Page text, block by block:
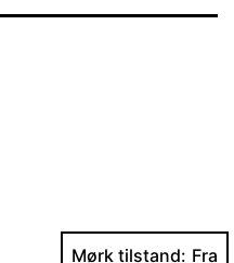
Mørk tilstand: